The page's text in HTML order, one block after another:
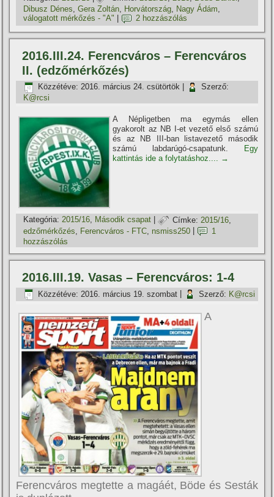
Dibusz Dénes ,Gera Zoltán Horvátország Nagy Ádám
válogatott mérkőzés - "A"
2 hozzászólás
2016.III.24. Ferencváros – Ferencváros
II. (edzőmérkőzés)
Közzétéve: 2016. március 24. csütörtök
Szerző:
K@rcsi
A Népligetben ma egymás ellen
gyakorolt az NB I-et vezető első számú
és az NB III-ban listavezető második
számú labdarúgó-csapatunk. Egy
kattintás ide a folytatáshoz....
→
Kategória: 2015/16, Második csapat | Címke: 2015/16
edzőmérkőzés
Ferencváros - FTC nsmiss250
1
hozzászólás
2016.III.19. Vasas – Ferencváros: 1-4
Közzétéve: 2016. március 19. szombat Szerző: K@rcsi
A
Ferencváros megtette a magáét, Böde és Sesták